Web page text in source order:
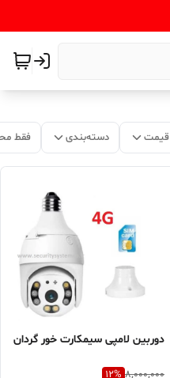
قیمت دسته‌بندی فقط
دوربین لامپی سیمکارت خور گردان
8,000,000
12%